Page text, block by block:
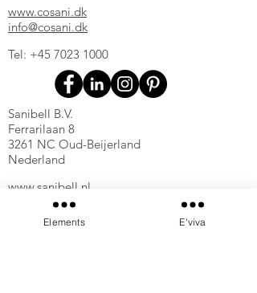
Sanibell B.V.
Ferrarilaan 8
3261 NC Oud-Beijerland
Nederland
www.sanibell.nl
info@sanibell.nl
+31 (0) 186 65 73 47
www.cosani.dk
info@cosani.dk
Tel: +45 7023 1000
Elements E'viva